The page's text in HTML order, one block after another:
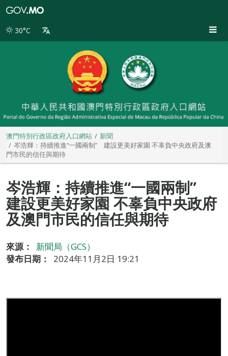
別
30°C
澳門特別行政區政府入口網站
新聞
岑浩輝：持續推進“一國兩制” 建設更美好家園 不辜負中央政府及澳
門市民的信任與期待
岑浩輝：持續推進“一國兩制”
建設更美好家園 不辜負中央政府
及澳門市民的信任與期待
來源：
新聞局（GCS）
發布日期：
2024年11月2日 19:21